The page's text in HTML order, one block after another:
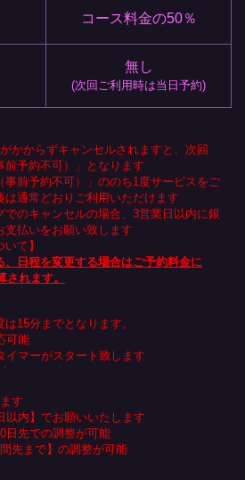
コース料金の50％
無し
(次回ご利用時は当日予約)
かからずキャンセルされますと、次回
前予約不可）」となります
事前予約不可）」ののち1度サービスをご
通常どおりご利用いただけます
でのキャンセルの場合、3営業日以内に銀
支払いをお願い致します
て】
、日程を変更する場合はご予約料金に
れます。
15分までとなります。
可能
イマーがスタート致します
す
以内】でお願いいたします
日先での調整が可能
先まで】の調整が可能